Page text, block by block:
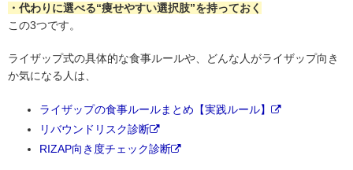
・代わりに選べる“痩せやすい選択肢”を持っておく
この3つです。
ライザップ式の具体的な食事ルールや、どんな人がライザップ向き
か気になる人は、
ライザップの食事ルールまとめ【実践ルール】
リバウンドリスク診断
RIZAP向き度チェック診断